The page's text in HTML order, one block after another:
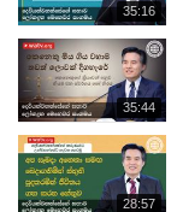
재
생
시
간
35:16
재
생
시
간
35:44
재
28:57